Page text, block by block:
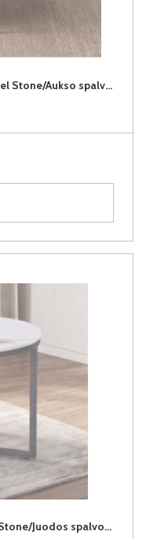
HOLBORN apvalus staliukas (Chanel Stone/Aukso spalvos kojos)
DOLLIS apvalus staliukas (Chanel Stone/Juodos spalvos kojos)